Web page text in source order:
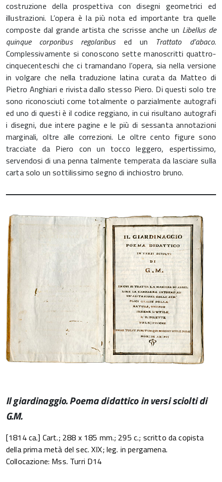
costruzione della prospettiva con disegni geometrici ed
illustrazioni. L’opera è la più nota ed importante tra quelle
composte dal grande artista che scrisse anche un Libellus de
quinque corporibus regolaribused un Trattato d’abaco.
Complessivamente si conoscono sette manoscritti quattro-
cinquecenteschi che ci tramandano l’opera, sia nella versione
in volgare che nella traduzione latina curata da Matteo di
Pietro Anghiari e rivista dallo stesso Piero. Di questi solo tre
sono riconosciuti come totalmente o parzialmente autografi
ed uno di questi è il codice reggiano, in cui risultano autografi
i disegni, due intere pagine e le più di sessanta annotazioni
marginali, oltre alle correzioni. Le oltre cento figure sono
tracciate da Piero con un tocco leggero, espertissimo,
servendosi di una penna talmente temperata da lasciare sulla
carta solo un sottilissimo segno di inchiostro bruno.
Il giardinaggio. Poema didattico in versi sciolti di
G.M.
[1814 ca.] Cart.; 288 x 185 mm.; 295 c.; scritto da copista
della prima metà del sec. XIX; leg. in pergamena.
Collocazione: Mss. Turri D14